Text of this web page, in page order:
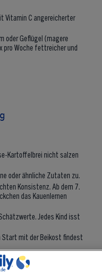
Vitamin C angereicherter
oder Geflügel (magere
pro Woche fettreicher und
Kartoffelbrei nicht salzen
oder ähnliche Zutaten zu.
Konsistenz. Ab dem 7.
das Kauenlernen
Jedes Kind isst
Start mit der Beikost findest